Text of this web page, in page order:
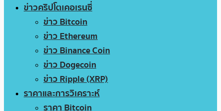
ข่าวคริปโตเคอเรนซี่
ข่าว Bitcoin
ข่าว Ethereum
ข่าว Binance Coin
ข่าว Dogecoin
ข่าว Ripple (XRP)
ราคาและการวิเคราะห์
ราคา Bitcoin